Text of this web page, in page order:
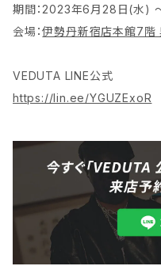
期間：2023年6月28日(水)
会場：伊勢丹新宿店本館7階
VEDUTA LINE公式
https://lin.ee/YGUZExoR